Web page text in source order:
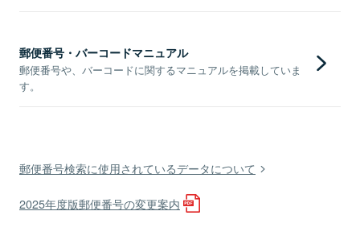
郵便番号・バーコードマニュアル
郵便番号や、バーコードに関するマニュアルを掲載していま
す。
郵便番号検索に使用されているデータについて
2025年度版郵便番号の変更案内